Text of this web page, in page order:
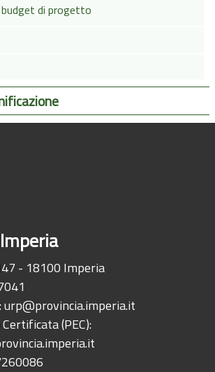
di progetto
- 18100 Imperia
urp@provincia.imperia.it
(PEC):